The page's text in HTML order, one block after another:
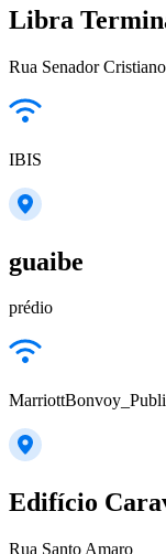
Libra
Rua Senador
IBIS
guaibe
prédio
Edifício
Rua Santo Amaro